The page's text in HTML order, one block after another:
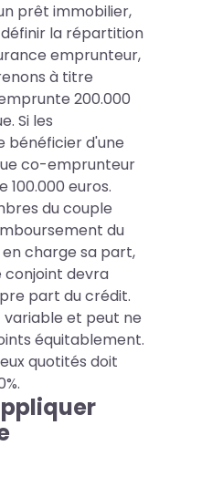
prêt immobilier,
la répartition
emprunteur,
à titre
200.000
Si les
bénéficier d'une
co-emprunteur
euros.
du couple
du
charge sa part,
conjoint devra
part du crédit.
variable et peut ne
équitablement.
quotités doit